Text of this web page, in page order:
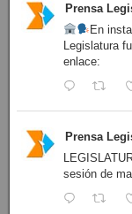
Prensa
En
Legislatura
enlace:
Prensa
sesión de